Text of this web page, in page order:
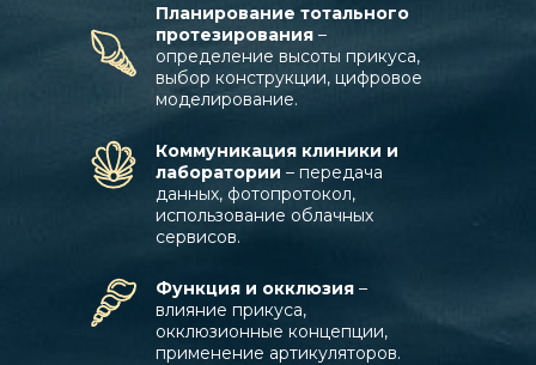
Планирование тотального
протезирования –
определение высоты прикуса,
выбор конструкции, цифровое
моделирование.
Коммуникация клиники и
лаборатории – передача
данных, фотопротокол,
использование облачных
сервисов.
Функция и окклюзия –
влияние прикуса,
окклюзионные концепции,
применение артикуляторов.